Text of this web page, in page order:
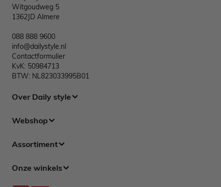
Witgoudweg 5
1362JD Almere
088 888 9600
info@dailystyle.nl
Contactformulier
KvK: 50984713
BTW: NL823033995B01
Over Daily style
Webshop
Assortiment
Onze winkels